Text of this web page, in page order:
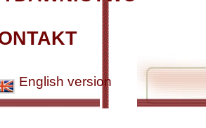
English version